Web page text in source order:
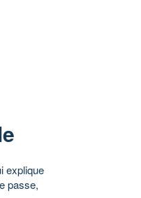
explique
passe,